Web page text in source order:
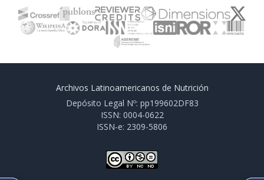
Archivos Latinoamericanos de Nutrición
Depósito Legal Nº: pp199602DF83
ISSN: 0004-0622
ISSN-e: 2309-5806